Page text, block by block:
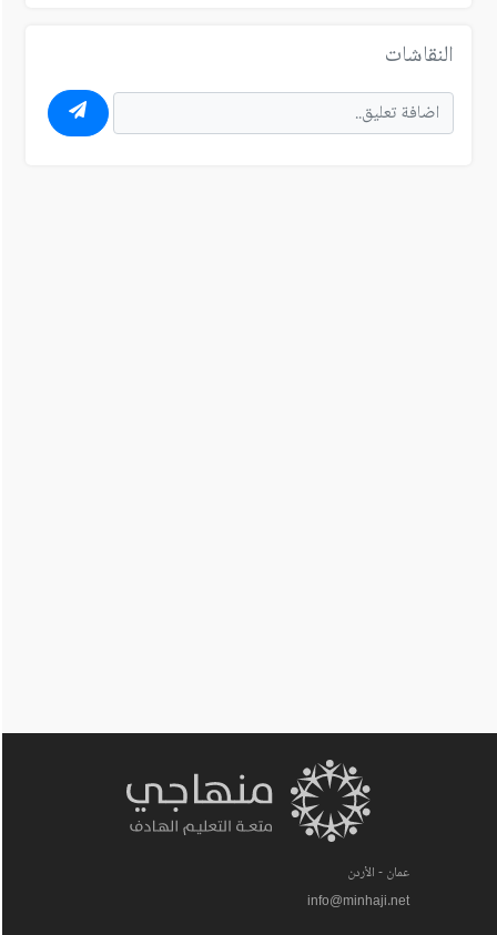
النقاشات
عمان - الأردن
info@minhaji.net